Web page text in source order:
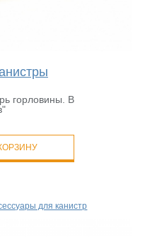
горловины. В
для канистр